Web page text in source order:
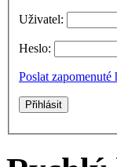
Uživatel:
Heslo:
Poslat zapomenuté